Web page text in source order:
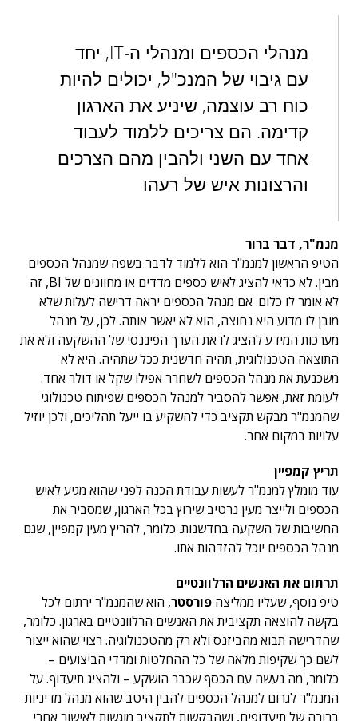
מנהלי הכספים ומנהלי ה-IT, יחד
עם גיבוי של המנכ"ל, יכולים להיות
כוח רב עוצמה, שיניע את הארגון
קדימה. הם צריכים ללמוד לעבוד
אחד עם השני ולהבין מהם הצרכים
והרצונות איש של רעהו
מנמ"ר, דבר ברור
הטיפ הראשון למנמ"ר הוא ללמוד לדבר בשפה שמנהל הכספים
מבין. לא כדאי להציג לאיש כספים מדדים או מחוונים של BI, זה
לא אומר לו כלום. אם מנהל הכספים יראה דרישה לעלות שלא
מובן לו מדוע היא נחוצה, הוא לא יאשר אותה. לכן, על מנהל
מערכות המידע להציג לו את הערך הפיננסי של ההשקעה ולא את
התוצאה הטכנולוגית, תהיה חדשנית ככל שתהיה. היא לא
משכנעת את מנהל הכספים לשחרר אפילו שקל או דולר אחד.
לעומת זאת, אפשר להסביר למנהל הכספים שפיתוח טכנולוגי
שהמנמ"ר מבקש תקציב כדי להשקיע בו ייעל תהליכים, ולכן יוזיל
עלויות במקום אחר.
תריץ קמפיין
עוד מומלץ למנמ"ר לעשות עבודת הכנה לפני שהוא מגיע לאיש
הכספים ולייצר מעין נרטיב שירוץ בכל הארגון, שמסביר את
החשיבות של השקעה בחדשנות. כלומר, להריץ מעין קמפיין, שגם
מנהל הכספים יוכל להזדהות אתו.
תרתום את האנשים הרלוונטיים
טיפ נוסף, שעליו ממליצה פורסטר, הוא שהמנמ"ר ירתום לכל
בקשה להוצאה תקציבית את האנשים הרלוונטיים בארגון. כלומר,
שהדרישה תבוא מהביזנס ולא רק מהטכנולוגיה. רצוי שהוא ייצור
לשם כך שקיפות מלאה של כל ההחלטות ומדדי הביצועים –
כלומר, מה נעשה עם הכסף שכבר הושקע – ולהציג תיעדוף. על
המנמ"ר לגרום למנהל הכספים להבין היטב שהוא מנהל מדיניות
ברורה של תיעדופים, ושהבקשות לתקציב מוגשות לאישור אחרי